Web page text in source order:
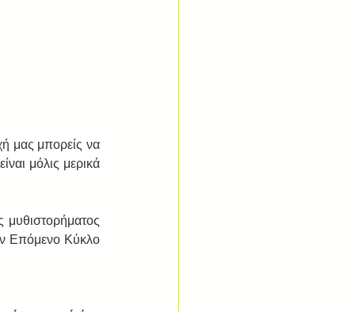
μας μπορείς να
μόλις μερικά
μυθιστορήματος
Επόμενο Κύκλο